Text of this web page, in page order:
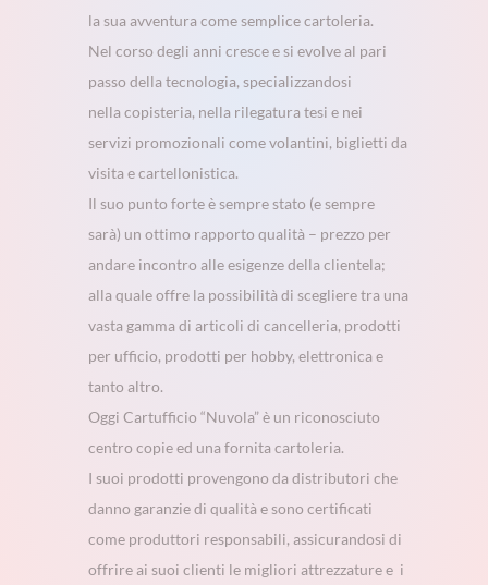
la sua avventura come semplice cartoleria.
Nel corso degli anni cresce e si evolve al pari
passo della tecnologia, specializzandosi
nella copisteria, nella rilegatura tesi e nei
servizi promozionali come volantini, biglietti da
visita e cartellonistica.
Il suo punto forte è sempre stato (e sempre
sarà) un ottimo rapporto qualità – prezzo per
andare incontro alle esigenze della clientela;
alla quale offre la possibilità di scegliere tra una
vasta gamma di articoli di cancelleria, prodotti
per ufficio, prodotti per hobby, elettronica e
tanto altro.
Oggi Cartufficio “Nuvola” è un riconosciuto
centro copie ed una fornita cartoleria.
I suoi prodotti provengono da distributori che
danno garanzie di qualità e sono certificati
come produttori responsabili, assicurandosi di
offrire ai suoi clienti le migliori attrezzature e i